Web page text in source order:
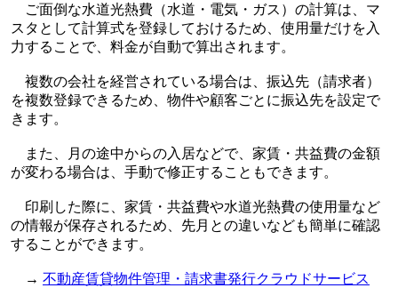
ご面倒な水道光熱費（水道・電気・ガス）の計算は、マ
スタとして計算式を登録しておけるため、使用量だけを入
力することで、料金が自動で算出されます。
複数の会社を経営されている場合は、振込先（請求者）
を複数登録できるため、物件や顧客ごとに振込先を設定で
きます。
また、月の途中からの入居などで、家賃・共益費の金額
が変わる場合は、手動で修正することもできます。
印刷した際に、家賃・共益費や水道光熱費の使用量など
の情報が保存されるため、先月との違いなども簡単に確認
することができます。
→ 不動産賃貸物件管理・請求書発行クラウドサービス